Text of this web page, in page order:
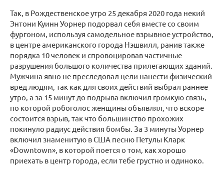
Так, в Рождественское утро 25 декабря 2020 года некий
Энтони Куинн Уорнер подорвал себя вместе со своим
фургоном, используя самодельное взрывное устройство,
в центре американского города Нэшвилл, ранив также
порядка 10 человек и спровоцировав частичные
разрушения большого количества прилегающих зданий.
Мужчина явно не преследовал цели нанести физический
вред людям, так как для своих действий выбрал раннее
утро, а за 15 минут до подрыва включил громкую связь,
по которой робоголос женщины объявлял, что вскоре
состоится взрыв, так что большинство прохожих
покинуло радиус действия бомбы. За 3 минуты Уорнер
включил знаменитую в США песню Петулы Кларк
«Downtown», в которой поется о том, как хорошо
приехать в центр города, если тебе грустно и одиноко.